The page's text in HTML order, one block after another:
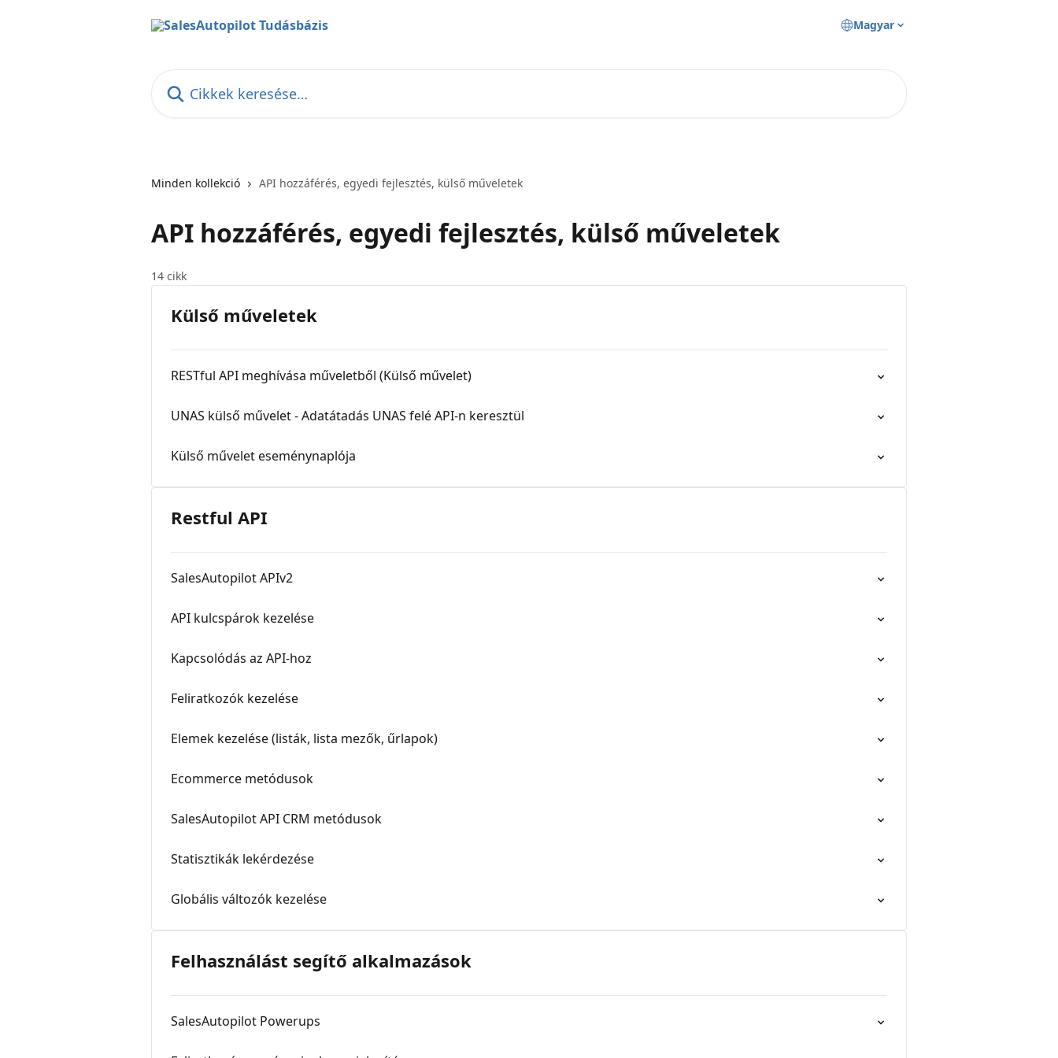
Magyar
Minden kollekció API hozzáférés, egyedi fejlesztés, külső műveletek
API hozzáférés, egyedi fejlesztés, külső műveletek
14 cikk
Külső műveletek
RESTful API meghívása műveletből (Külső művelet)
UNAS külső művelet - Adatátadás UNAS felé API-n keresztül
Külső művelet eseménynaplója
Restful API
SalesAutopilot APIv2
API kulcspárok kezelése
Kapcsolódás az API-hoz
Feliratkozók kezelése
Elemek kezelése (listák, lista mezők, űrlapok)
Ecommerce metódusok
SalesAutopilot API CRM metódusok
Statisztikák lekérdezése
Globális változók kezelése
Felhasználást segítő alkalmazások
SalesAutopilot Powerups